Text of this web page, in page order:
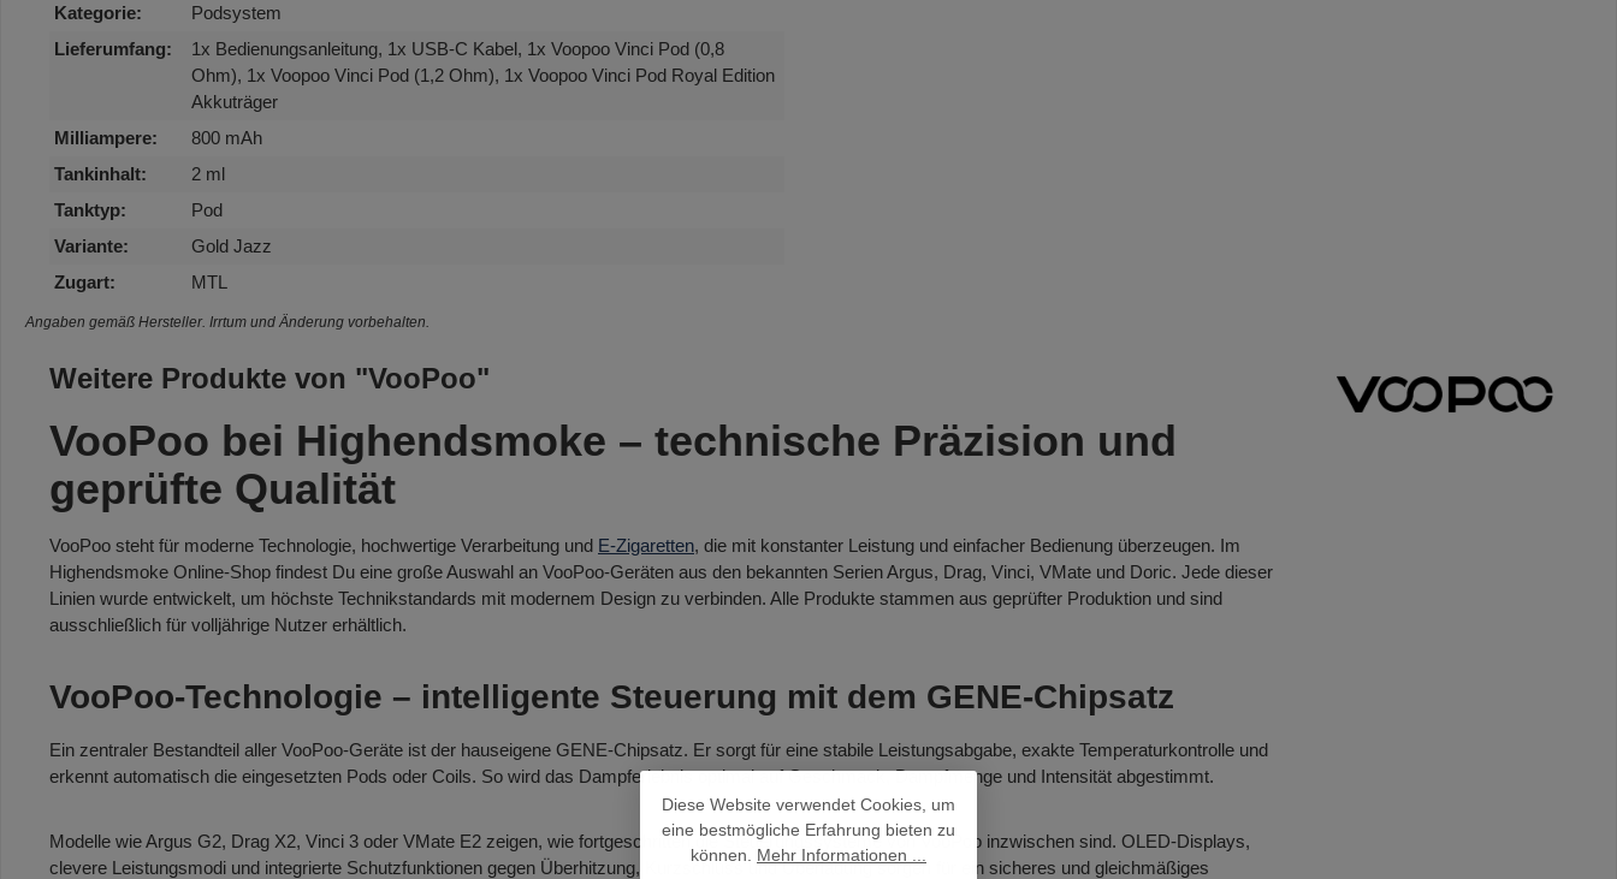
Kategorie:
Podsystem
Lieferumfang:
1x Bedienungsanleitung, 1x USB-C Kabel, 1x Voopoo Vinci Pod (0,8
Ohm), 1x Voopoo Vinci Pod (1,2 Ohm), 1x Voopoo Vinci Pod Royal Edition
Akkuträger
Milliampere:
800 mAh
Tankinhalt:
2 ml
Tanktyp:
Pod
Variante:
Gold Jazz
Zugart:
MTL
Angaben gemäß Hersteller. Irrtum und Änderung vorbehalten.
Weitere Produkte von "VooPoo"
VooPoo bei Highendsmoke – technische Präzision und
geprüfte Qualität
VooPoo steht für moderne Technologie, hochwertige Verarbeitung und E-Zigaretten, die mit konstanter Leistung und einfacher Bedienung überzeugen. Im
Highendsmoke Online-Shop findest Du eine große Auswahl an VooPoo-Geräten aus den bekannten Serien Argus, Drag, Vinci, VMate und Doric. Jede dieser
Linien wurde entwickelt, um höchste Technikstandards mit modernem Design zu verbinden. Alle Produkte stammen aus geprüfter Produktion und sind
ausschließlich für volljährige Nutzer erhältlich.
VooPoo-Technologie – intelligente Steuerung mit dem GENE-Chipsatz
Ein zentraler Bestandteil aller VooPoo-Geräte ist der hauseigene GENE-Chipsatz. Er sorgt für eine stabile Leistungsabgabe, exakte Temperaturkontrolle und
erkennt automatisch die eingesetzten Pods oder Coils. So wird das Dampferlebnis optimal auf Geschmack, Dampfmenge und Intensität abgestimmt.
Modelle wie Argus G2, Drag X2, Vinci 3 oder VMate E2 zeigen, wie fortgeschritten die Steuerungssysteme von VooPoo inzwischen sind. OLED-Displays,
clevere Leistungsmodi und integrierte Schutzfunktionen gegen Überhitzung, Kurzschluss und Überladung sorgen für ein sicheres und gleichmäßiges
Diese Website verwendet Cookies, um
eine bestmögliche Erfahrung bieten zu
können. Mehr Informationen ...